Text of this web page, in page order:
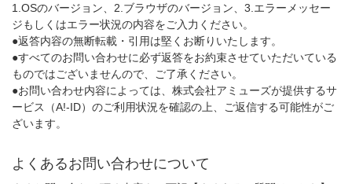
1.OSのバージョン、2.ブラウザのバージョン、3.エラーメッセー
ジもしくはエラー状況の内容をご入力ください。
●返答内容の無断転載・引用は堅くお断りいたします。
●すべてのお問い合わせに必ず返答をお約束させていただいている
ものではございませんので、ご了承ください。
●お問い合わせ内容によっては、株式会社アミューズが提供するサ
ービス（A!-ID）のご利用状況を確認の上、ご返信する可能性がご
ざいます。
よくあるお問い合わせについて